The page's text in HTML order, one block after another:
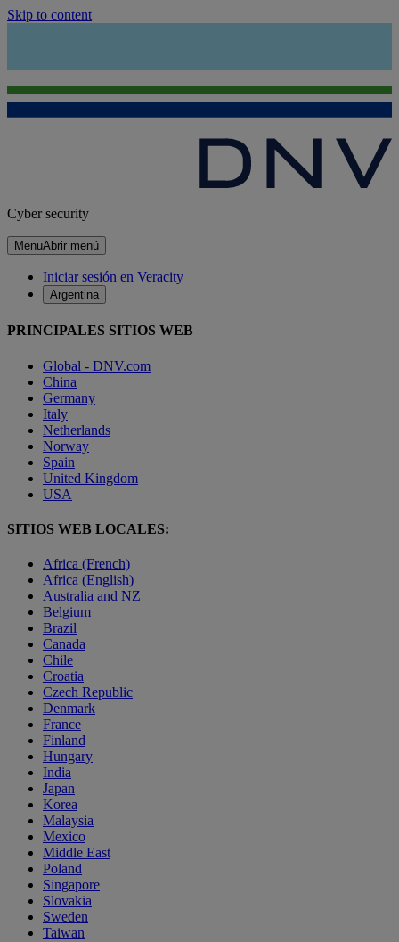
Skip to content
Cyber security
MenuAbrir menú
Iniciar sesión en Veracity
Argentina
PRINCIPALES SITIOS WEB
Global - DNV.com
China
Germany
Italy
Netherlands
Norway
Spain
United Kingdom
USA
SITIOS WEB LOCALES:
Africa (French)
Africa (English)
Australia and NZ
Belgium
Brazil
Canada
Chile
Croatia
Czech Republic
Denmark
France
Finland
Hungary
India
Japan
Korea
Malaysia
Mexico
Middle East
Poland
Singapore
Slovakia
Sweden
Taiwan